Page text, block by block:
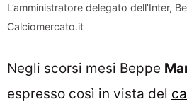
L’amministratore delegato dell’Inter,
Calciomercato.it
Negli scorsi mesi Beppe
espresso così in vista del